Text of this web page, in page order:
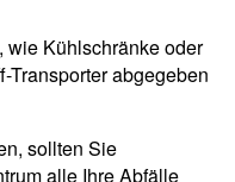
wie Kühlschränke oder
Transporter abgegeben
sollten Sie
alle Ihre Abfälle